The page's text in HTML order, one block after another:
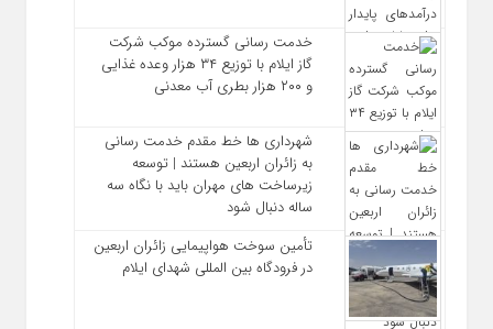
خدمت رسانی گسترده موکب شرکت
گاز ایلام با توزیع ۳۴ هزار وعده غذایی
و ۲۰۰ هزار بطری آب معدنی
شهرداری‌ ها خط مقدم خدمت ‌رسانی
به زائران اربعین هستند | توسعه
زیرساخت ‌های مهران باید با نگاه سه‌
ساله دنبال شود
تأمین سوخت هواپیمایی زائران اربعین
در فرودگاه بین المللی شهدای ایلام